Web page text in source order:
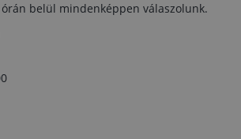
belül mindenképpen válaszolunk.